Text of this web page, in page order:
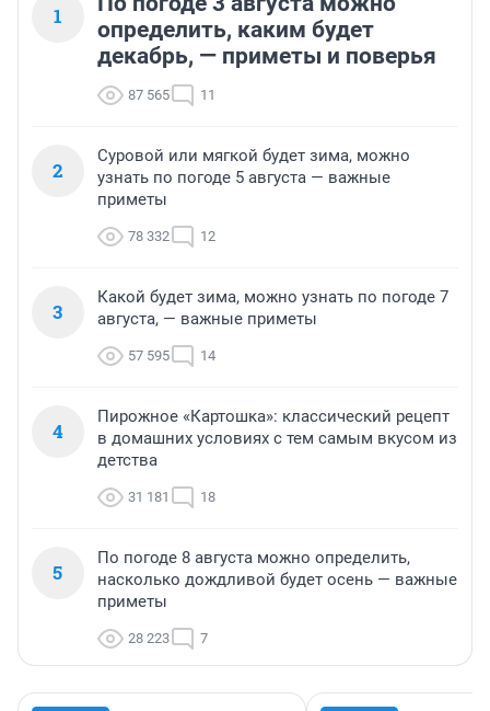
1
определить, каким будет
декабрь, — приметы и поверья
87 565 11
2
Суровой или мягкой будет зима, можно
узнать по погоде 5 августа — важные
приметы
78 332 12
3
Какой будет зима, можно узнать по погоде 7
августа, — важные приметы
57 595 14
4
Пирожное «Картошка»: классический рецепт
в домашних условиях с тем самым вкусом из
детства
31 181 18
5
По погоде 8 августа можно определить,
насколько дождливой будет осень — важные
приметы
28 223 7